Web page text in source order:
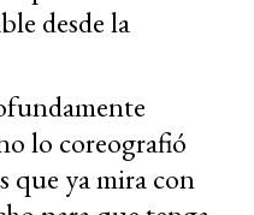
desde la
lo coreografió
que ya mira con